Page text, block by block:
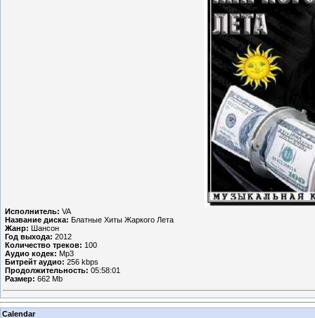
Исполнитель: VA
Название диска: Блатные Хиты Жаркого Лета
Жанр: Шансон
Год выхода: 2012
Количество треков: 100
Аудио кодек: Mp3
Битрейт аудио: 256 kbps
Продолжительность: 05:58:01
Размер: 662 Mb
Calendar